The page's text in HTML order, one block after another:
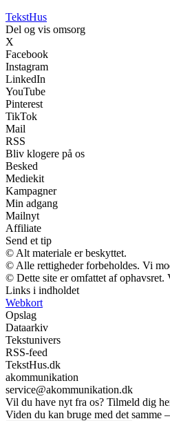
TekstHus
Del og vis omsorg
X
Facebook
Instagram
LinkedIn
YouTube
Pinterest
TikTok
Mail
RSS
Bliv klogere på os
Besked
Mediekit
Kampagner
Min adgang
Mailnyt
Affiliate
Send et tip
© Alt materiale er beskyttet.
© Alle rettigheder forbeholdes. Vi
© Dette site er omfattet af
Links i indholdet
Webkort
Opslag
Dataarkiv
Tekstunivers
RSS-feed
TekstHus.dk
akommunikation
service@akommunikation.dk
Vil du have nyt fra os? Tilmeld dig
Viden du kan bruge med det samme